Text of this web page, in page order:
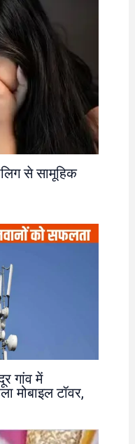
से सामूहिक
गांव में
मोबाइल टॉवर,